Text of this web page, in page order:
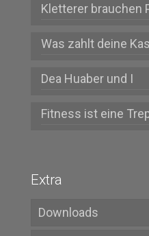
Kletterer brauchen
Was zahlt deine
Dea Huaber und I
Fitness ist eine
Extra
Downloads